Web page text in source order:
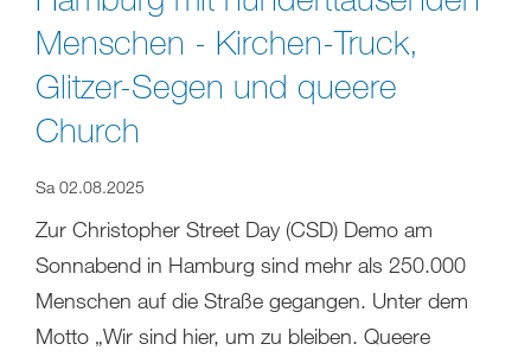
Menschen - Kirchen-Truck,
Glitzer-Segen und queere
Church
Sa 02.08.2025
Zur Christopher Street Day (CSD) Demo am
Sonnabend in Hamburg sind mehr als 250.000
Menschen auf die Straße gegangen. Unter dem
Motto „Wir sind hier, um zu bleiben. Queere